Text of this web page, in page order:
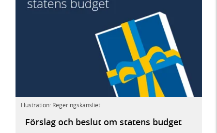
Illustration: Regeringskansliet
Förslag och beslut om statens budget